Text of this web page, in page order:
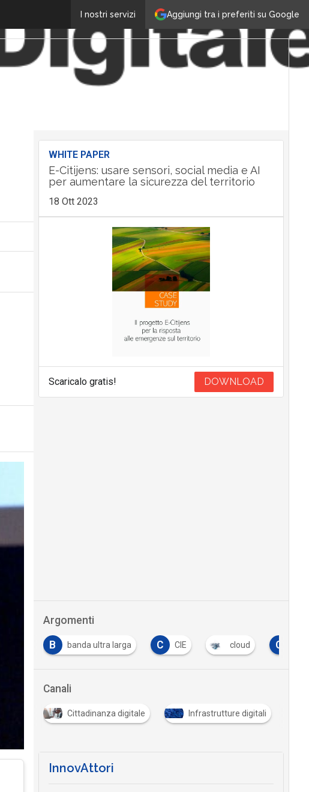
Aggiungi tra i preferiti su Google
I nostri servizi
WHITE PAPER
E-Citijens: usare sensori, social media e AI
per aumentare la sicurezza del territorio
18 Ott 2023
Scaricalo gratis! DOWNLOAD
Argomenti
larga C CIE cloud C CNS F formazione
Canali
Cittadinanza digitale Infrastrutture digitali
InnovAttori